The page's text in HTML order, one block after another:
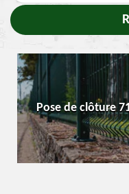
Pose de clôture 71